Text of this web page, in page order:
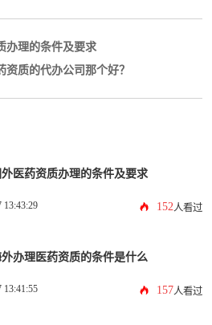
办理的条件及要求
资质的代办公司那个好？
医药资质办理的条件及要求
13:43:29 152 人看过
办理医药资质的条件是什么
13:41:55 157人看过